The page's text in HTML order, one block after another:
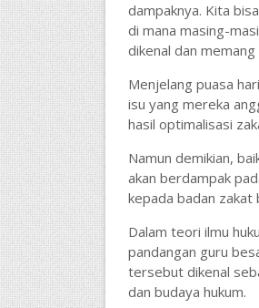
dampaknya. Kita
di mana masing-
dikenal dan
Menjelang puasa
isu yang mereka
hasil optimalisasi
Namun demikian,
akan berdampak
kepada badan zakat
Dalam teori ilmu
pandangan guru
tersebut dikenal
dan budaya hukum.